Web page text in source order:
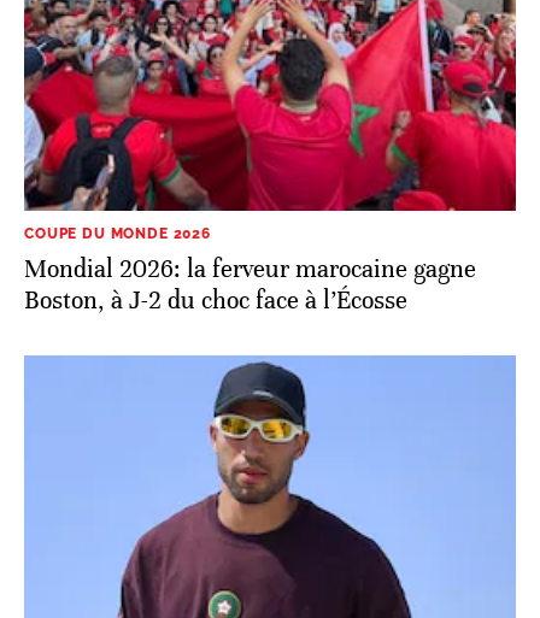
COUPE DU MONDE 2026
Mondial 2026: la ferveur marocaine gagne